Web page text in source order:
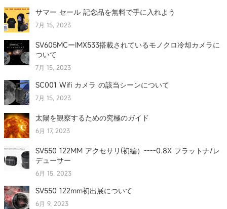
サマー セール 記念品を無料で手に入れよう
7月 15, 2023
SV605MCーIMX533搭載されているモノクロ冷却カメラに
ついて
7月 15, 2023
SC001 Wifi カメラ の該当シーンについて
7月 15, 2023
太陽を観察するための究極のガイド
6月 17, 2023
SV550 122MM アクセサリ(初編）----0.8X フラットナ/レ
デューサー
6月 15, 2023
SV550 122mm初出展について
6月 9, 2023